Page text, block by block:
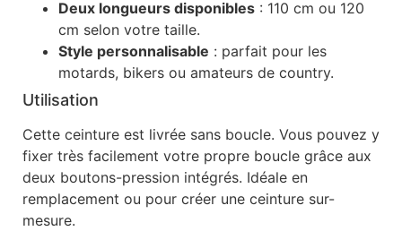
Deux longueurs disponibles : 110 cm ou 120
cm selon votre taille.
Style personnalisable : parfait pour les
motards, bikers ou amateurs de country.
Utilisation
Cette ceinture est livrée sans boucle. Vous pouvez y
fixer très facilement votre propre boucle grâce aux
deux boutons-pression intégrés. Idéale en
remplacement ou pour créer une ceinture sur-
mesure.